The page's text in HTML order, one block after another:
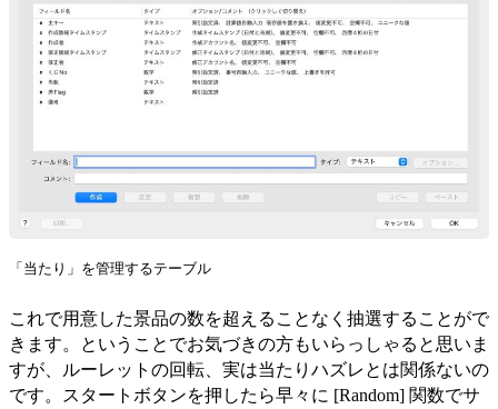
「当たり」を管理するテーブル
これで用意した景品の数を超えることなく抽選することがで
きます。ということでお気づきの方もいらっしゃると思いま
すが、ルーレットの回転、実は当たりハズレとは関係ないの
です。スタートボタンを押したら早々に [Random] 関数でサ